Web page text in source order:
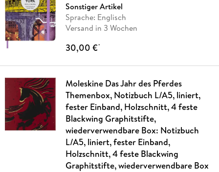
Sonstiger Artikel
Sprache: Englisch
Versand in 3 Wochen
30,00 €*
Moleskine Das Jahr des Pferdes
Themenbox, Notizbuch L/A5, liniert,
fester Einband, Holzschnitt, 4 feste
Blackwing Graphitstifte,
wiederverwendbare Box: Notizbuch
L/A5, liniert, fester Einband,
Holzschnitt, 4 feste Blackwing
Graphitstifte, wiederverwendbare Box